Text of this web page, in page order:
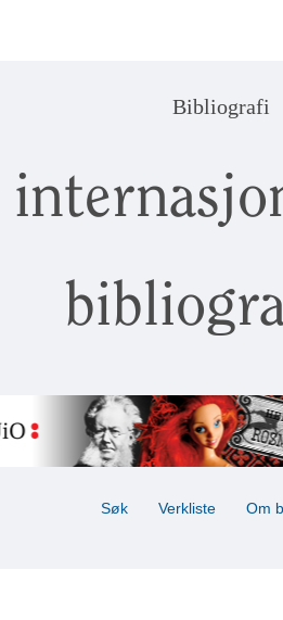
Bibliografi
Søk Verkliste Om